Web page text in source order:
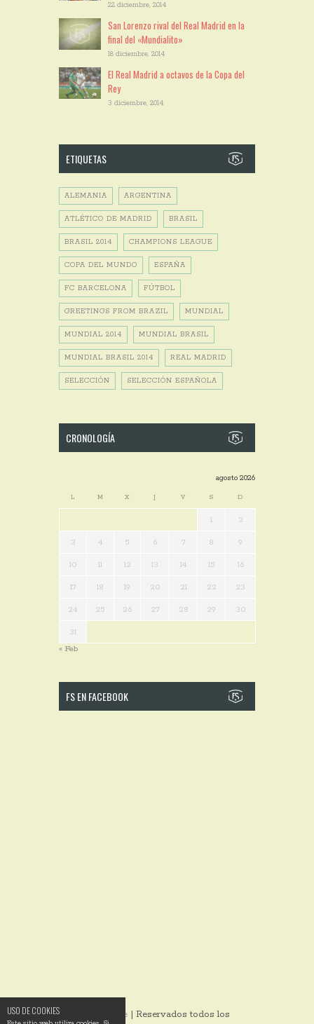
USO DE COOKIES
22 diciembre, 2014
San Lorenzo rival del Real Madrid en la
final del «Mundialito»
18 diciembre, 2014
El Real Madrid a octavos de la Copa del
Rey
3 diciembre, 2014
ETIQUETAS
ALEMANIA ARGENTINA
ATLÉTICO DE MADRID BRASIL
BRASIL 2014 CHAMPIONS LEAGUE
COPA DEL MUNDO ESPAÑA
FC BARCELONA FÚTBOL
GREETINGS FROM BRAZIL MUNDIAL
MUNDIAL 2014 MUNDIAL BRASIL
MUNDIAL BRASIL 2014 REAL MADRID
SELECCIÓN SELECCIÓN ESPAÑOLA
CRONOLOGÍA
agosto 2026
L M X J V S D
1 2
3 4 5 6 7 8 9
10 11 12 13 14 15 16
17 18 19 20 21 22 23
24 25 26 27 28 29 30
31
« Feb
FS EN FACEBOOK
© 2014 Ixotype | Reservados todos los